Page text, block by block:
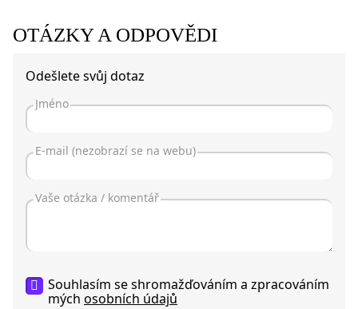
OTÁZKY A ODPOVĚDI
Odešlete svůj dotaz
Souhlasím se shromažďováním a zpracováním
mých osobních údajů